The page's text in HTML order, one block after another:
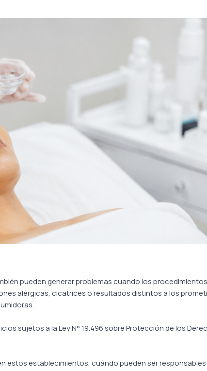
pueden generar problemas cuando los
alérgicas, cicatrices o resultados distintos a los
sujetos a la Ley N° 19.496 sobre Protección de los
estos establecimientos, cuándo pueden ser